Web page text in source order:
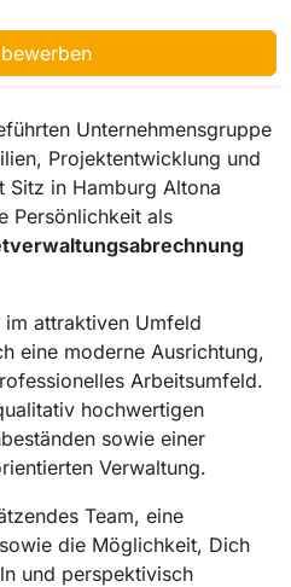
Unternehmensgruppe
Projektentwicklung und
Sitz in Hamburg Altona
Persönlichkeit als
im attraktiven Umfeld
eine moderne Ausrichtung,
Arbeitsumfeld.
hochwertigen
sowie einer
Verwaltung.
Team, eine
die Möglichkeit, Dich
und perspektivisch